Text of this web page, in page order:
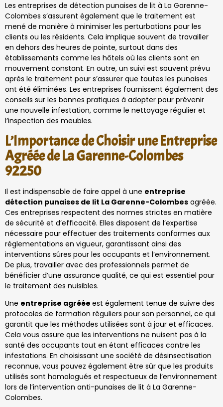
Les entreprises de détection punaises de lit à La Garenne-
Colombes s’assurent également que le traitement est
mené de manière à minimiser les perturbations pour les
clients ou les résidents. Cela implique souvent de travailler
en dehors des heures de pointe, surtout dans des
établissements comme les hôtels où les clients sont en
mouvement constant. En outre, un suivi est souvent prévu
après le traitement pour s’assurer que toutes les punaises
ont été éliminées. Les entreprises fournissent également des
conseils sur les bonnes pratiques à adopter pour prévenir
une nouvelle infestation, comme le nettoyage régulier et
l’inspection des meubles.
L’Importance de Choisir une Entreprise
Agréée de La Garenne-Colombes
92250
Il est indispensable de faire appel à une entreprise
détection punaises de lit La Garenne-Colombes agréée.
Ces entreprises respectent des normes strictes en matière
de sécurité et d’efficacité. Elles disposent de l’expertise
nécessaire pour effectuer des traitements conformes aux
réglementations en vigueur, garantissant ainsi des
interventions sûres pour les occupants et l’environnement.
De plus, travailler avec des professionnels permet de
bénéficier d’une assurance qualité, ce qui est essentiel pour
le traitement des nuisibles.
Une entreprise agréée est également tenue de suivre des
protocoles de formation réguliers pour son personnel, ce qui
garantit que les méthodes utilisées sont à jour et efficaces.
Cela vous assure que les interventions ne nuisent pas à la
santé des occupants tout en étant efficaces contre les
infestations. En choisissant une société de désinsectisation
reconnue, vous pouvez également être sûr que les produits
utilisés sont homologués et respectueux de l’environnement
lors de l’intervention anti-punaises de lit à La Garenne-
Colombes.